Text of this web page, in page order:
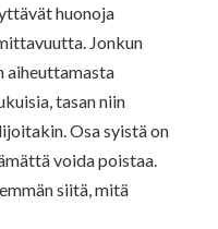
huonoja
Jonkun
aiheuttamasta
tasan niin
Osa syistä on
voida poistaa.
siitä, mitä